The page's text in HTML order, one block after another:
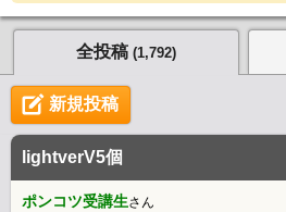
全投稿 (1,792)
新規投稿
lightverV5個
ポンコツ受講生さん